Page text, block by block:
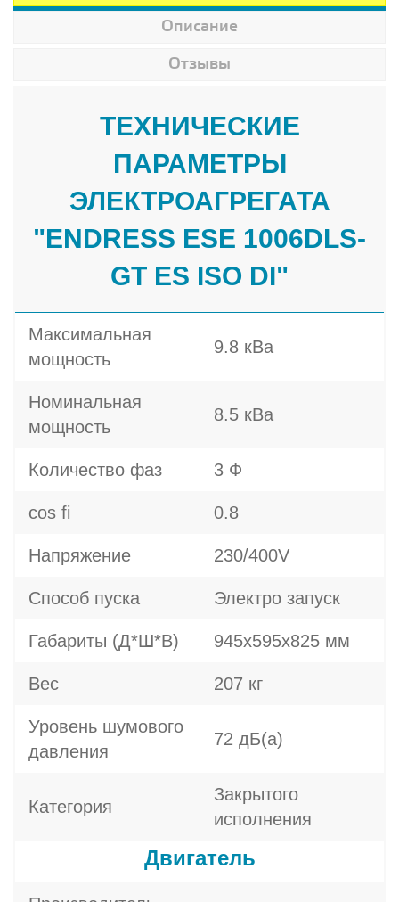
Описание
Отзывы
ТЕХНИЧЕСКИЕ
ПАРАМЕТРЫ
ЭЛЕКТРОАГРЕГАТА
"ENDRESS ESE 1006DLS-
GT ES ISO DI"
Максимальная
мощность
9.8 кВа
Номинальная
мощность
8.5 кВа
Количество фаз 3 Ф
cos fi 0.8
Напряжение 230/400V
Способ пуска Электро запуск
Габариты (Д*Ш*В) 945х595х825 мм
Вес 207 кг
Уровень шумового
давления
72 дБ(а)
Категория
Закрытого
исполнения
Двигатель